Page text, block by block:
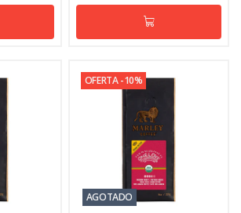
OFERTA -10%
AGOTADO